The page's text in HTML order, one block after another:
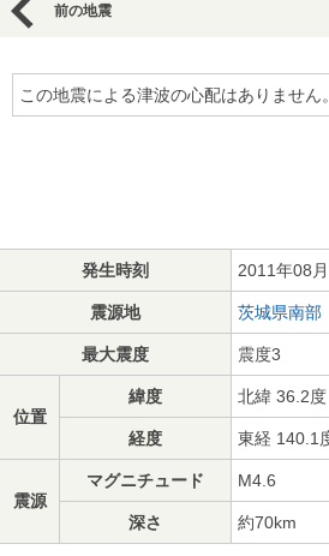
前の地震
この地震による津波の心配はありません。
発生時刻 2011年08
震源地 茨城県南部
最大震度 震度3
位置
緯度 北緯 36.2度
経度 東経 140.1
震源
マグニチュード M4.6
深さ 約70km